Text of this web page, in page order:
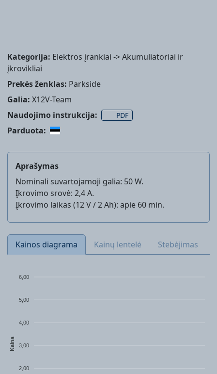
Kategorija: Elektros įrankiai -> Akumuliatoriai ir
įkrovikliai
Prekės ženklas: Parkside
Galia: X12V-Team
Naudojimo instrukcija:
PDF
Parduota:
Aprašymas
Nominali suvartojamoji galia: 50 W.
Įkrovimo srovė: 2,4 A.
Įkrovimo laikas (12 V / 2 Ah): apie 60 min.
Kainos diagrama Kainų lentelė Stebėjimas
6,00
5,00
4,00
3,00
2,00
Kaina